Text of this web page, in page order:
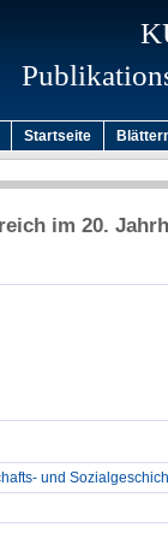
Startseite
im 20.
und